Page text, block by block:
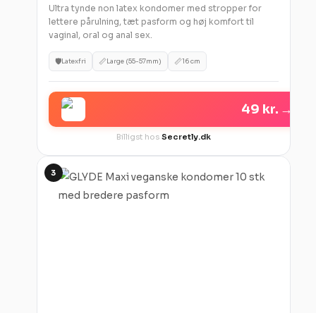
Ultra tynde non latex kondomer med stropper for
lettere pårulning, tæt pasform og høj komfort til
vaginal, oral og anal sex.
🛡️Latexfri 📏Large (55-57mm) 📏16 cm
49 kr. →
Billigst hos Secretly.dk
3